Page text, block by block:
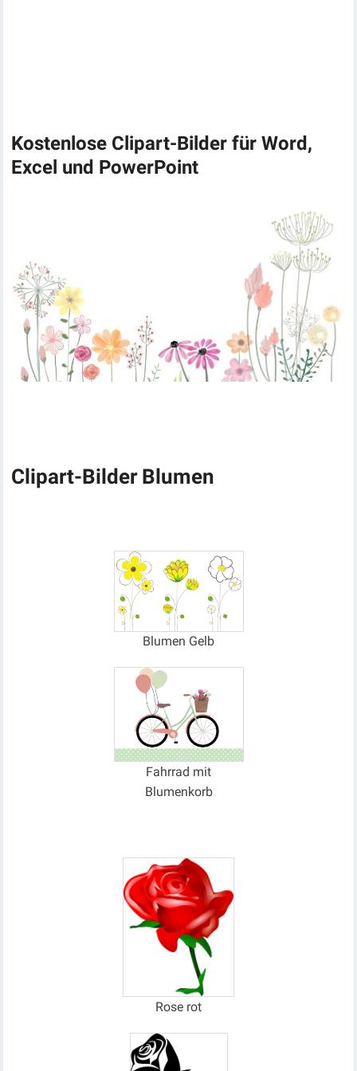
Kostenlose Clipart-Bilder für Word,
Excel und PowerPoint
Clipart-Bilder Blumen
Blumen Gelb
Fahrrad mit
Blumenkorb
Rose rot